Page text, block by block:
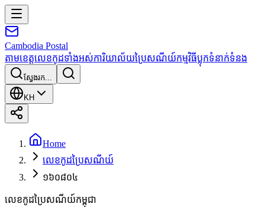
Cambodia Postal
តាមខេត្តលេខកូដទាំងអស់ការិយាល័យប្រៃសណីយ៍កម្មវិធីប្លុកទំនាក់ទំនង
ស្វែងរក...
KH
Home
លេខកូដប្រៃសណីយ៍
១៦០៨០៤
លេខកូដប្រៃសណីយ៍កម្ពុជា